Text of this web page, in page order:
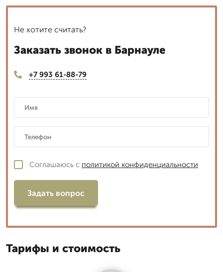
Не хотите считать?
Заказать звонок в Барнауле
+7 993 61-88-79
Соглашаюсь с политикой конфиденциальности
Задать вопрос
Тарифы и стоимость